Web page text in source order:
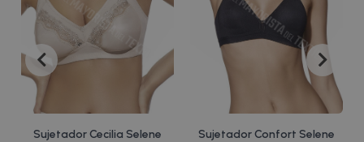
Sujetador Cecilia Selene Sujetador Confort Selene